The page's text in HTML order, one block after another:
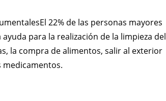
22% de las personas mayores
para la realización de la limpieza del
la compra de alimentos, salir al exterior
medicamentos.